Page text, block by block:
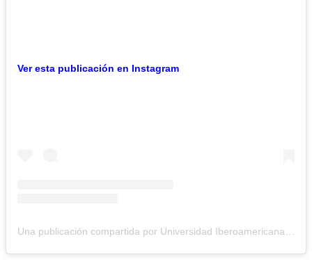
Ver esta publicación en Instagram